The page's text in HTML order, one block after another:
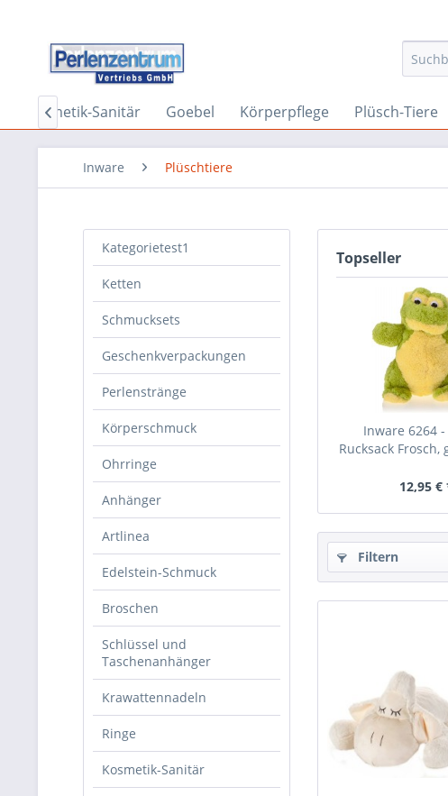
Kosmetik-Sanitär Goebel Körperpflege Plüsch-Tiere

Inware Plüschtiere
Kategorietest1
Ketten
Schmucksets
Geschenkverpackungen
Perlenstränge
Körperschmuck
Ohrringe
Anhänger
Artlinea
Edelstein-Schmuck
Broschen
Schlüssel und
Taschenanhänger
Krawattennadeln
Ringe
Kosmetik-Sanitär
Topseller
Inware 6264
Rucksack
12,95 €
Filtern